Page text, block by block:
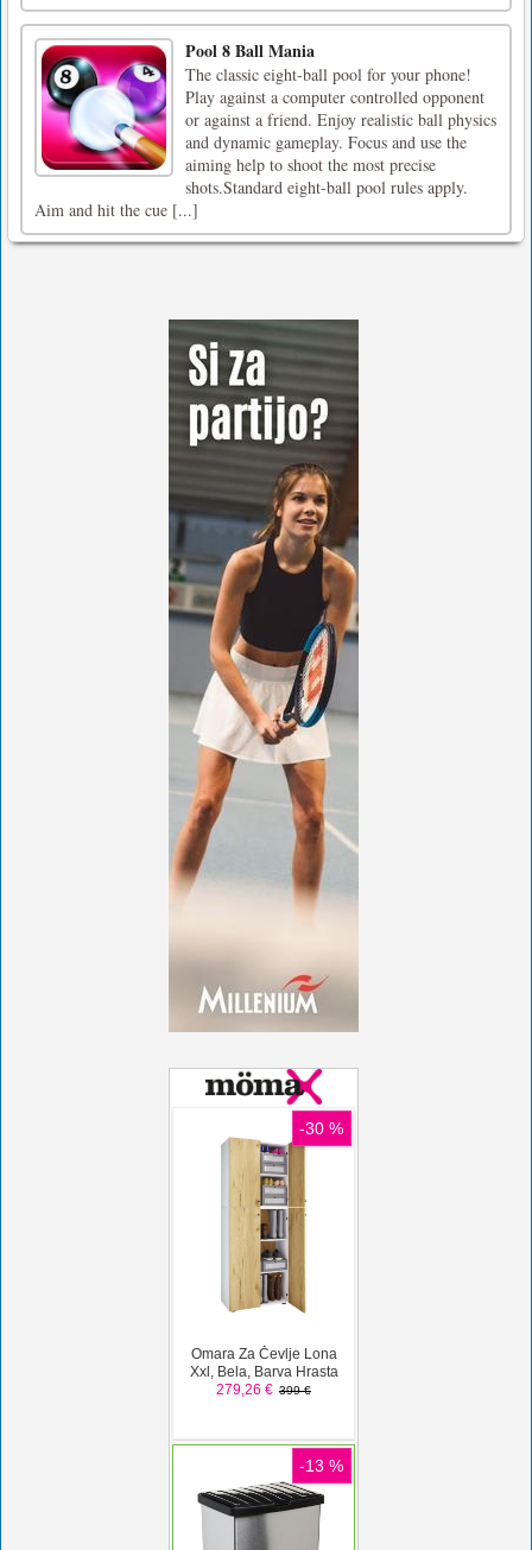
Pool 8 Ball Mania
The classic eight-ball pool for your phone!
Play against a computer controlled opponent
or against a friend. Enjoy realistic ball physics
and dynamic gameplay. Focus and use the
aiming help to shoot the most precise
shots.Standard eight-ball pool rules apply.
Aim and hit the cue [...]